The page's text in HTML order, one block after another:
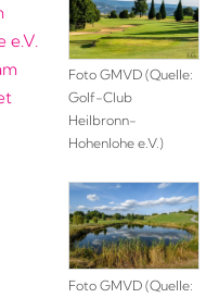
e.V.
Foto GMVD (Quelle:
Golf-Club
Heilbronn-
Hohenlohe e.V.)
Foto GMVD (Quelle: